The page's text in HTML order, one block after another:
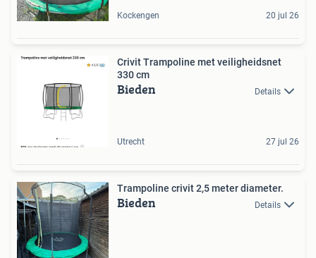
Kockengen 20 jul 26
Crivit Trampoline met veiligheidsnet
330 cm
Bieden Details
Utrecht 27 jul 26
Trampoline crivit 2,5 meter diameter.
Bieden Details